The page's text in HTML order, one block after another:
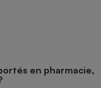
en pharmacie,